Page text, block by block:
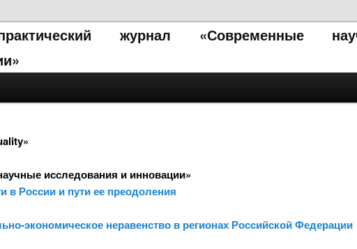
журнал «Современные
исследования и инновации»
в России и пути ее преодоления
экономическое неравенство в регионах Российской Федерации